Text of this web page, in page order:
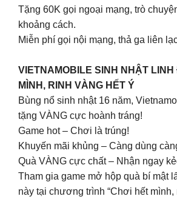
Tặng 60K gọi ngoại mạng, trò
khoảng cách.
Miễn phí gọi nội mạng, thả ga liên
VIETNAMOBILE SINH NHẬT
MÌNH, RINH VÀNG HẾT Ý
Bùng nổ sinh nhật 16 năm,
tặng VÀNG cực hoành tráng!
Game hot – Chơi là trúng!
Khuyến mãi khủng – Càng dùng
Quà VÀNG cực chất – Nhận ngay
Tham gia game mở hộp quà bí mật
này tại chương trình “Chơi hết mình,